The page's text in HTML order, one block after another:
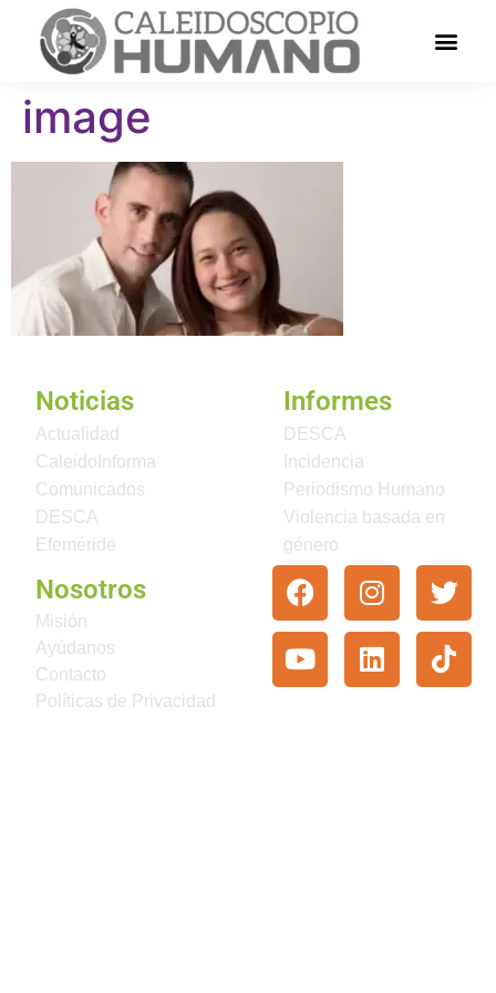
image
Noticias
Actualidad
CaleidoInforma
Comunicados
DESCA
Efeméride
Informes
DESCA
Incidencia
Periodismo Humano
Violencia basada en
género
Nosotros
Misión
Ayúdanos
Contacto
Políticas de Privacidad